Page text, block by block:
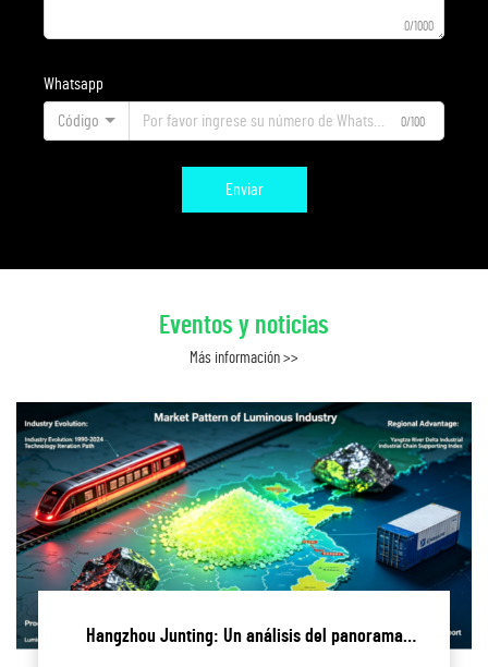
0/1000
Whatsapp
Código 0/100
Enviar
Eventos y noticias
Más información >>
Hangzhou Junting: Un análisis del panorama